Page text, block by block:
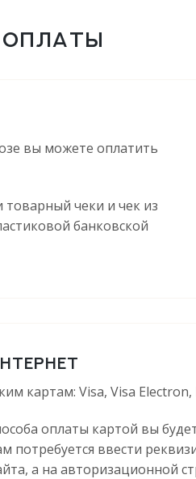
вы можете оплатить
товарный чеки и чек из
банковской
картам: Visa, Visa Electron,
оплаты картой вы
потребуется ввести
а на авторизационной